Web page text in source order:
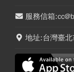
服務信箱
地址:台灣臺